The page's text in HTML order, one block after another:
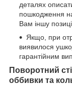
деталях
пошкодження
Вам іншу
Якщо, при
виявилося
гарантійним
Поворотний
оббивки та